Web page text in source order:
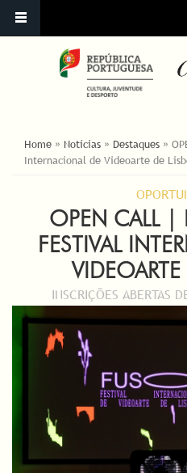
ESTÁ AQUI
Home » Notícias » Destaques »
Internacional de Videoarte de
OPEN CALL
FESTIVAL
INSCRIÇÕES ABERTAS